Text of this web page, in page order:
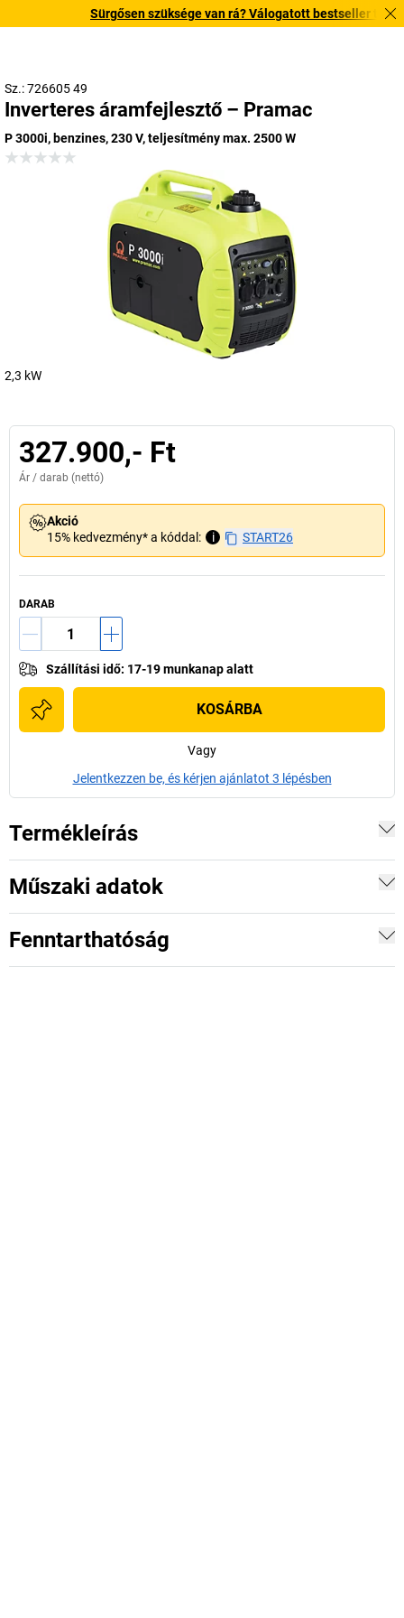
Sürgősen szüksége van rá? Válogatott bestseller
Sz.: 726605 49
Inverteres áramfejlesztő – Pramac
P 3000i, benzines, 230 V, teljesítmény max. 2500 W
2,3 kW
327.900,- Ft
Ár / darab (nettó)
Akció
15% kedvezmény* a kóddal:
i START26
DARAB
Szállítási idő: 17-19 munkanap alatt
KOSÁRBA
Vagy
Jelentkezzen be, és kérjen ajánlatot 3 lépésben
Termékleírás
Műszaki adatok
Fenntarthatóság